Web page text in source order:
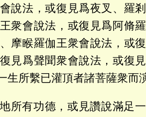
說法，或復見爲夜叉、羅
衆會說法，或復見爲阿脩
摩睺羅伽王衆會說法，或
見爲聲聞衆會說法，或復
所繫已灌頂者諸菩薩衆而
所有功德，或見讚說滿足